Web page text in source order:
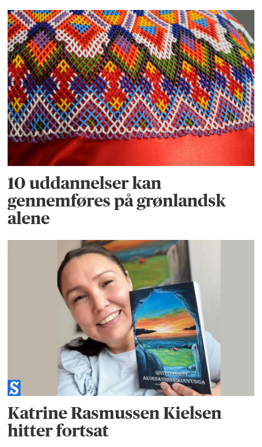
10 uddannelser kan
gennemføres på grønlandsk
alene
Katrine Rasmussen Kielsen
hitter fortsat